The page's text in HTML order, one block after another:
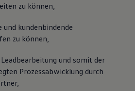
zu können,
und kundenbindende
zu können,
und somit der
Prozessabwicklung durch